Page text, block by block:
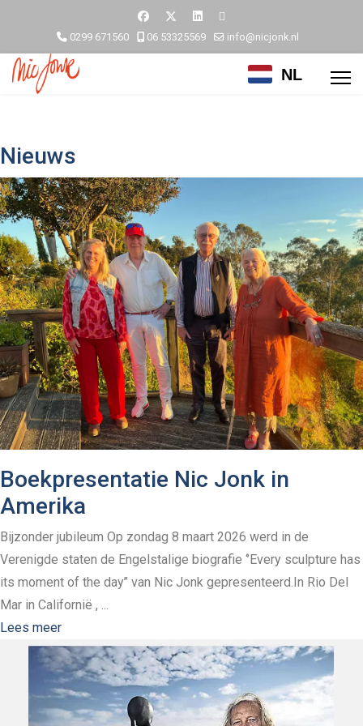
0299 671560 06 53325569 info@nicjonk.nl
NL
Nieuws
Boekpresentatie Nic Jonk in
Amerika
Bijzonder jubileum Op zondag 8 maart 2026 werd in de
Verenigde staten de Engelstalige biografie ‘’Every sculpture has
its moment of the day’’ van Nic Jonk gepresenteerd.In Rio Del
Mar in Californië , ...
Lees meer